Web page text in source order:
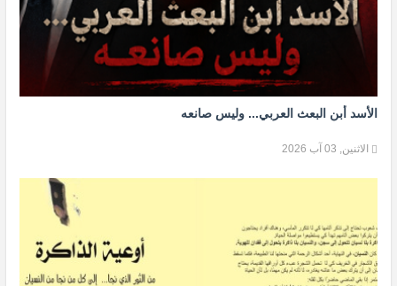
الأسد أبن البعث العربي... وليس صانعه
الاثنين, 03 آب 2026